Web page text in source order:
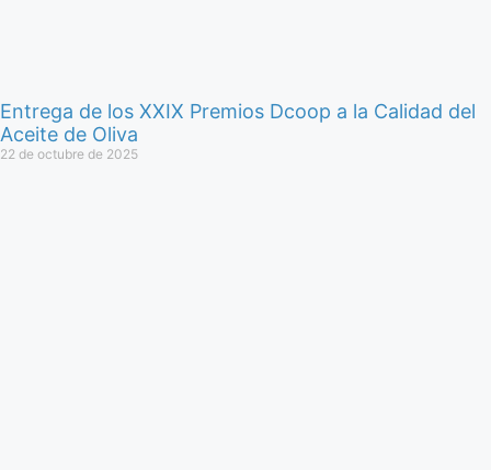
Entrega de los XXIX Premios Dcoop a la Calidad del
Aceite de Oliva
22 de octubre de 2025